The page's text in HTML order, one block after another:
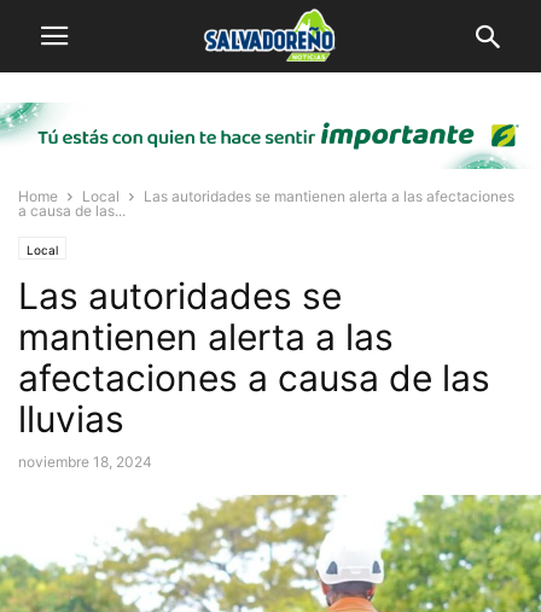
Home Local
Las autoridades se mantienen alerta a las afectaciones
a causa de las...
Local
Las autoridades se
mantienen alerta a las
afectaciones a causa de las
lluvias
noviembre 18, 2024